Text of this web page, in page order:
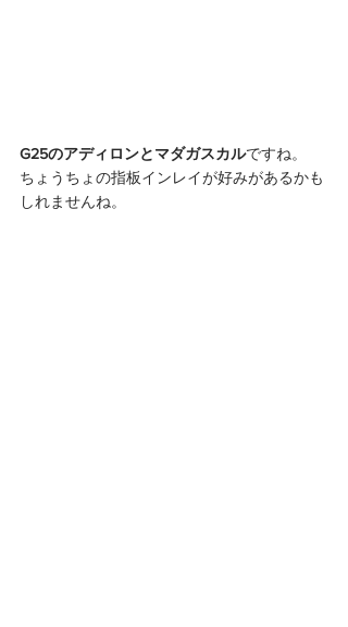
G25のアディロンとマダガスカルですね。
ちょうちょの指板インレイが好みがあるかも
しれませんね。